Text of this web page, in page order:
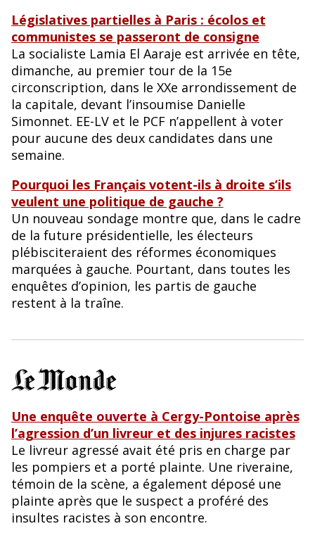
Législatives partielles à Paris : écolos et
communistes se passeront de consigne
La socialiste Lamia El Aaraje est arrivée en tête,
dimanche, au premier tour de la 15e
circonscription, dans le XXe arrondissement de
la capitale, devant l’insoumise Danielle
Simonnet. EE-LV et le PCF n’appellent à voter
pour aucune des deux candidates dans une
semaine.
Pourquoi les Français votent-ils à droite s’ils
veulent une politique de gauche ?
Un nouveau sondage montre que, dans le cadre
de la future présidentielle, les électeurs
plébisciteraient des réformes économiques
marquées à gauche. Pourtant, dans toutes les
enquêtes d’opinion, les partis de gauche
restent à la traîne.
Une enquête ouverte à Cergy-Pontoise après
l’agression d’un livreur et des injures racistes
Le livreur agressé avait été pris en charge par
les pompiers et a porté plainte. Une riveraine,
témoin de la scène, a également déposé une
plainte après que le suspect a proféré des
insultes racistes à son encontre.